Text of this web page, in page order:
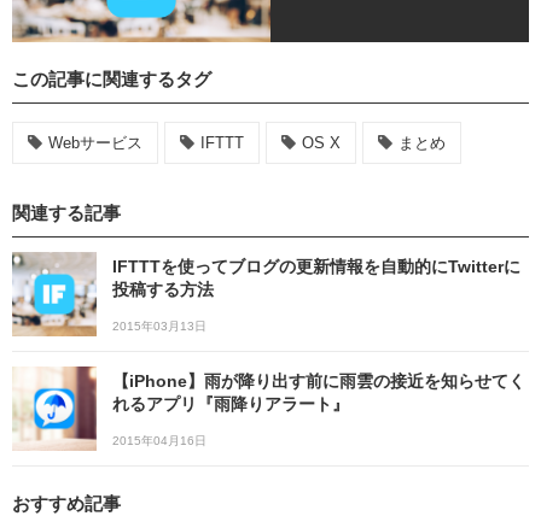
この記事に関連するタグ
Webサービス IFTTT OS X まとめ
関連する記事
IFTTTを使ってブログの更新情報を自動的にTwitterに
投稿する方法
2015年03月13日
【iPhone】雨が降り出す前に雨雲の接近を知らせてく
れるアプリ『雨降りアラート』
2015年04月16日
おすすめ記事